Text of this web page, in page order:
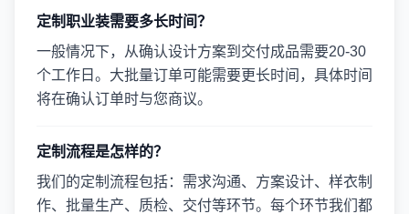
定制职业装需要多长时间？
一般情况下，从确认设计方案到交付成品需要20-30
个工作日。大批量订单可能需要更长时间，具体时间
将在确认订单时与您商议。
定制流程是怎样的？
我们的定制流程包括：需求沟通、方案设计、样衣制
作、批量生产、质检、交付等环节。每个环节我们都